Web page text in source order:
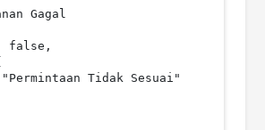
Gagal
false,
Tidak Sesuai"